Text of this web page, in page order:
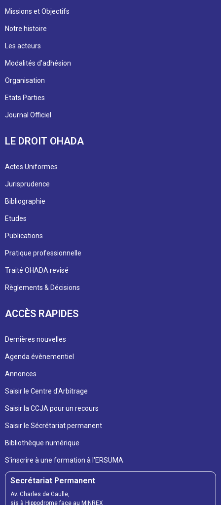
Missions et Objectifs
Notre histoire
Les acteurs
Modalités d’adhésion
Organisation
Etats Parties
Journal Officiel
LE DROIT OHADA
Actes Uniformes
Jurisprudence
Bibliographie
Etudes
Publications
Pratique professionnelle
Traité OHADA revisé
Règlements & Décisions
ACCÈS RAPIDES
Dernières nouvelles
Agenda évènementiel
Annonces
Saisir le Centre d'Arbitrage
Saisir la CCJA pour un recours
Saisir le Sécrétariat permanent
Bibliothèque numérique
S'inscrire à une formation à l'ERSUMA
Secrétariat Permanent
Av. Charles de Gaulle,
sis à Hippodrome face au MINREX